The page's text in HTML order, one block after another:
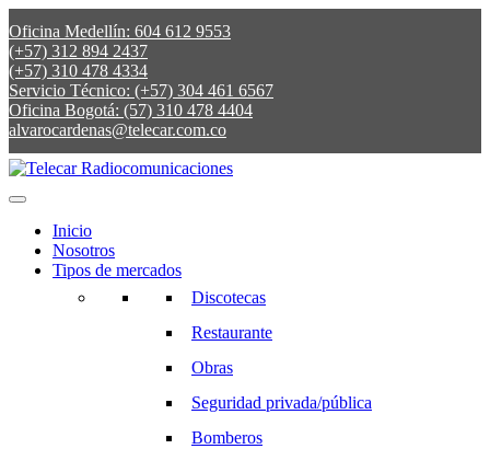
Oficina Medellín: 604 612 9553
(+57) 312 894 2437
(+57) 310 478 4334
Servicio Técnico: (+57) 304 461 6567
Oficina Bogotá: (57) 310 478 4404
alvarocardenas@telecar.com.co
Inicio
Nosotros
Tipos de mercados
Discotecas
Restaurante
Obras
Seguridad privada/pública
Bomberos